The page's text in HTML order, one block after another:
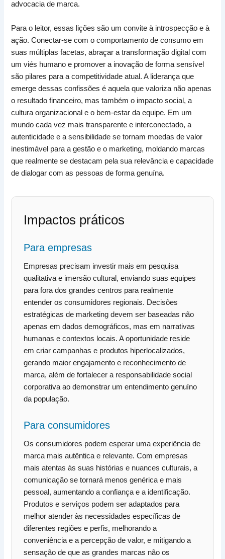
advocacia de marca.
Para o leitor, essas lições são um convite à introspecção e à
ação. Conectar-se com o comportamento de consumo em
suas múltiplas facetas, abraçar a transformação digital com
um viés humano e promover a inovação de forma sensível
são pilares para a competitividade atual. A liderança que
emerge dessas confissões é aquela que valoriza não apenas
o resultado financeiro, mas também o impacto social, a
cultura organizacional e o bem-estar da equipe. Em um
mundo cada vez mais transparente e interconectado, a
autenticidade e a sensibilidade se tornam moedas de valor
inestimável para a gestão e o marketing, moldando marcas
que realmente se destacam pela sua relevância e capacidade
de dialogar com as pessoas de forma genuína.
Impactos práticos
Para empresas
Empresas precisam investir mais em pesquisa
qualitativa e imersão cultural, enviando suas equipes
para fora dos grandes centros para realmente
entender os consumidores regionais. Decisões
estratégicas de marketing devem ser baseadas não
apenas em dados demográficos, mas em narrativas
humanas e contextos locais. A oportunidade reside
em criar campanhas e produtos hiperlocalizados,
gerando maior engajamento e reconhecimento de
marca, além de fortalecer a responsabilidade social
corporativa ao demonstrar um entendimento genuíno
da população.
Para consumidores
Os consumidores podem esperar uma experiência de
marca mais autêntica e relevante. Com empresas
mais atentas às suas histórias e nuances culturais, a
comunicação se tornará menos genérica e mais
pessoal, aumentando a confiança e a identificação.
Produtos e serviços podem ser adaptados para
melhor atender às necessidades específicas de
diferentes regiões e perfis, melhorando a
conveniência e a percepção de valor, e mitigando a
sensação de que as grandes marcas não os